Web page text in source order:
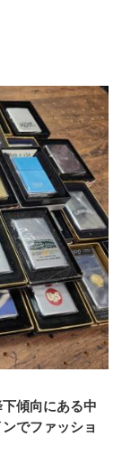
傾向にある中
でファッショ